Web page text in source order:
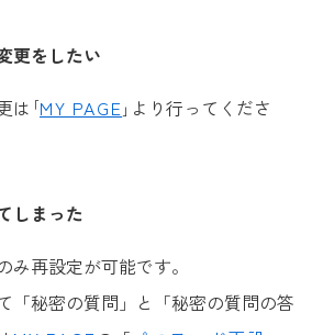
更をしたい
は｢MY PAGE ｣より行ってくださ
しまった
再設定が可能です。
「秘密の質問」と「秘密の質問の答